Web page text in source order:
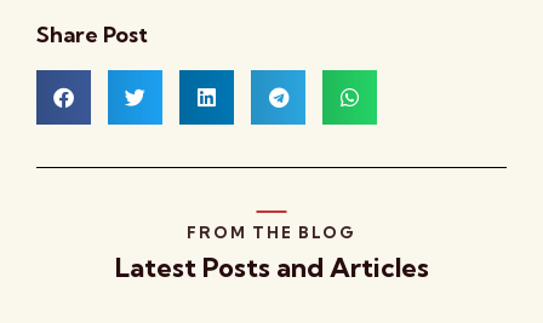
Share Post
FROM THE BLOG
Latest Posts and Articles